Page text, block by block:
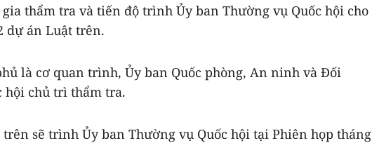
thẩm tra và tiến độ trình Ủy ban Thường vụ Quốc hội cho
dự án Luật trên.
là cơ quan trình, Ủy ban Quốc phòng, An ninh và Đối
hội chủ trì thẩm tra.
sẽ trình Ủy ban Thường vụ Quốc hội tại Phiên họp tháng